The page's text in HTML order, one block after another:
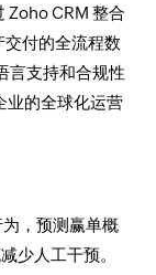
Zoho CRM 整合
付的全流程数
言支持和合规性
业的全球化运营
，预测赢单概
少人工干预。